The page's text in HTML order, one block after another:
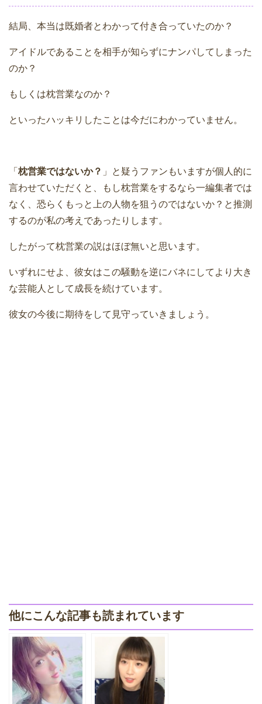
結局、本当は既婚者とわかって付き合っていたのか？
アイドルであることを相手が知らずにナンパしてしまった
のか？
もしくは枕営業なのか？
といったハッキリしたことは今だにわかっていません。
「 枕営業ではないか？ 」と疑うファンもいますが個人的に
言わせていただくと、もし枕営業をするなら一編集者では
なく、恐らくもっと上の人物を狙うのではないか？と推測
するのが私の考えであったりします。
したがって枕営業の説はほぼ無いと思います。
いずれにせよ、彼女はこの騒動を逆にバネにしてより大き
な芸能人として成長を続けています。
彼女の今後に期待をして見守っていきましょう。
他にこんな記事も読まれています